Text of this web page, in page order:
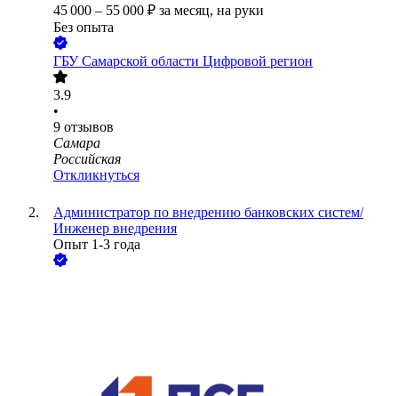
45 000 – 55 000 ₽ за месяц, на руки
Без опыта
ГБУ Самарской области Цифровой регион
3.9
•
9 отзывов
Самара
Российская
Откликнуться
Администратор по внедрению банковских систем/
Инженер внедрения
Опыт 1-3 года